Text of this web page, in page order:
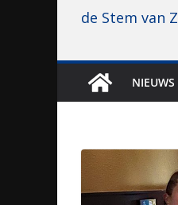
de Stem van
NIEUWS